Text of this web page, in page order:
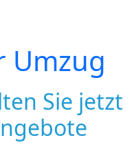
Umzug
Sie jetzt